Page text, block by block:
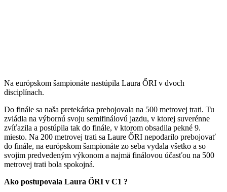
Na európskom šampionáte nastúpila Laura ŐRI v dvoch
disciplínach.
Do finále sa naša pretekárka prebojovala na 500 metrovej trati. Tu
zvládla na výbornú svoju semifinálovú jazdu, v ktorej suverénne
zvíťazila a postúpila tak do finále, v ktorom obsadila pekné 9.
miesto. Na 200 metrovej trati sa Laure ŐRI nepodarilo prebojovať
do finále, na európskom šampionáte zo seba vydala všetko a so
svojim predvedeným výkonom a najmä finálovou účasťou na 500
metrovej trati bola spokojná.
Ako postupovala Laura ŐRI v C1 ?